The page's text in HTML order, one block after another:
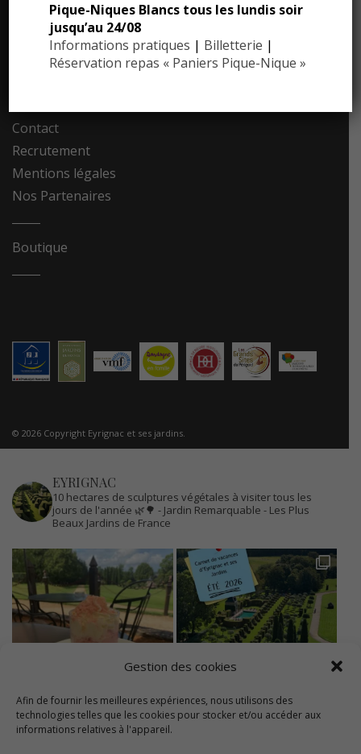
Gestion des cookies
Afin de fournir les meilleures expériences, nous utilisons des
technologies telles que les cookies pour stocker et/ou accéder aux
informations relatives à l'appareil.
Dossier de presse
Communiqués de presse
Contact
Recrutement
Mentions légales
Nos Partenaires
Boutique
© 2026 Copyright Eyrignac et ses jardins.
EYRIGNAC
10 hectares de sculptures végétales à visiter tous les
jours de l'année 🌿🌳 - Jardin Remarquable - Les Plus
Beaux Jardins de France
Pique-Niques Blancs tous les lundis soir
jusqu’au 24/08
Informations pratiques | Billetterie |
Réservation repas « Paniers Pique-Nique »